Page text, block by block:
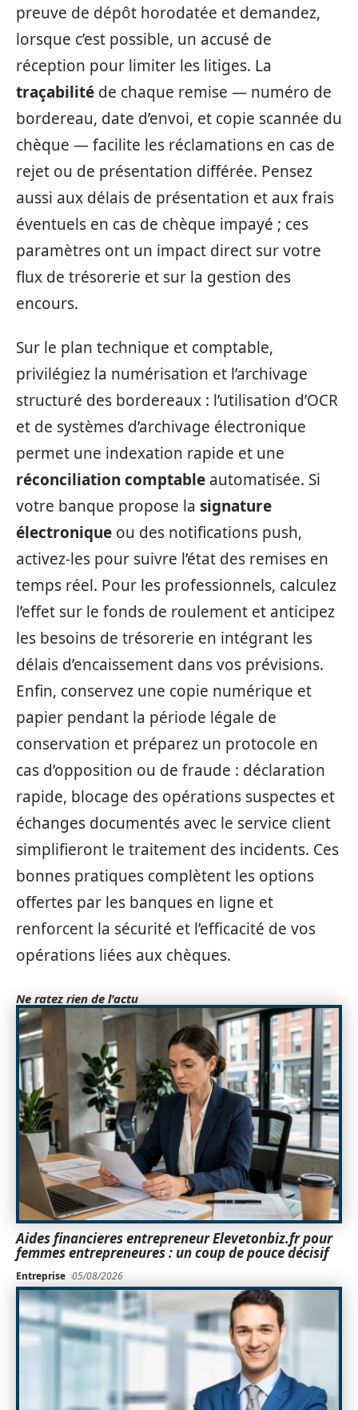
preuve de dépôt horodatée et demandez,
lorsque c’est possible, un accusé de
réception pour limiter les litiges. La
traçabilité de chaque remise — numéro de
bordereau, date d’envoi, et copie scannée du
chèque — facilite les réclamations en cas de
rejet ou de présentation différée. Pensez
aussi aux délais de présentation et aux frais
éventuels en cas de chèque impayé ; ces
paramètres ont un impact direct sur votre
flux de trésorerie et sur la gestion des
encours.
Sur le plan technique et comptable,
privilégiez la numérisation et l’archivage
structuré des bordereaux : l’utilisation d’OCR
et de systèmes d’archivage électronique
permet une indexation rapide et une
réconciliation comptable automatisée. Si
votre banque propose la signature
électronique ou des notifications push,
activez-les pour suivre l’état des remises en
temps réel. Pour les professionnels, calculez
l’effet sur le fonds de roulement et anticipez
les besoins de trésorerie en intégrant les
délais d’encaissement dans vos prévisions.
Enfin, conservez une copie numérique et
papier pendant la période légale de
conservation et préparez un protocole en
cas d’opposition ou de fraude : déclaration
rapide, blocage des opérations suspectes et
échanges documentés avec le service client
simplifieront le traitement des incidents. Ces
bonnes pratiques complètent les options
offertes par les banques en ligne et
renforcent la sécurité et l’efficacité de vos
opérations liées aux chèques.
Ne ratez rien de l'actu
Aides financieres entrepreneur Elevetonbiz.fr pour
femmes entrepreneures : un coup de pouce décisif
Entreprise 05/08/2026